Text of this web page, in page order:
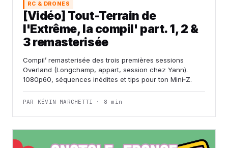
RC & DRONES
[Vidéo] Tout-Terrain de
l'Extrême, la compil' part. 1, 2 &
3 remasterisée
Compil’ remasterisée des trois premières sessions
Overland (Longchamp, appart, session chez Yann).
1080p60, séquences inédites et tips pour ton Mini‑Z.
PAR KÉVIN MARCHETTI · 8 min